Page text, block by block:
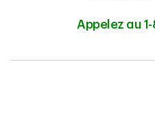
Appelez au